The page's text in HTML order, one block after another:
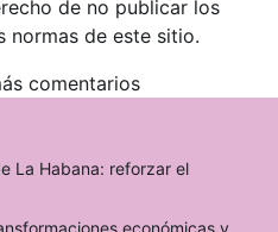
de no publicar los
normas de este sitio.
comentarios
La Habana: reforzar el